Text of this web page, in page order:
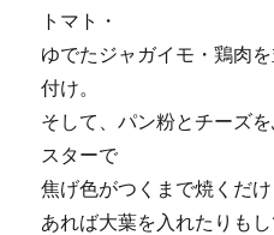
トマト・
ゆでたジャガイモ・鶏肉
付け。
そして、パン粉とチーズ
スターで
焦げ色がつくまで焼くだけ
あれば大葉を入れたりも